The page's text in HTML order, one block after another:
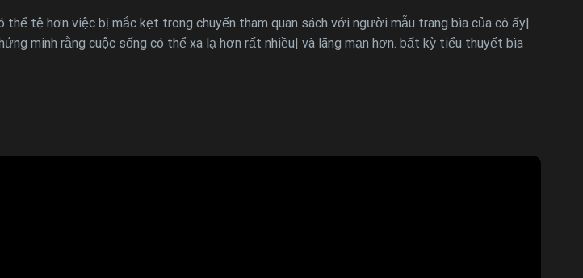
tệ hơn việc bị mắc kẹt trong chuyến tham quan sách với người mẫu trang bìa của cô ấy|
minh rằng cuộc sống có thể xa lạ hơn rất nhiều| và lãng mạn hơn. bất kỳ tiểu thuyết bìa